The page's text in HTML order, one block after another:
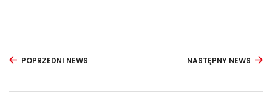
POPRZEDNI NEWS NASTĘPNY NEWS